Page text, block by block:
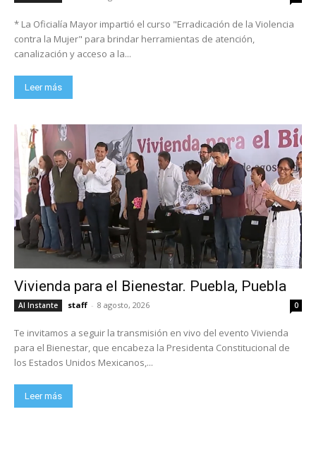
* La Oficialía Mayor impartió el curso "Erradicación de la Violencia
contra la Mujer" para brindar herramientas de atención,
canalización y acceso a la...
Leer más
Vivienda para el Bienestar. Puebla, Puebla
Al Instante staff - 8 agosto, 2026 0
Te invitamos a seguir la transmisión en vivo del evento Vivienda
para el Bienestar, que encabeza la Presidenta Constitucional de
los Estados Unidos Mexicanos,...
Leer más